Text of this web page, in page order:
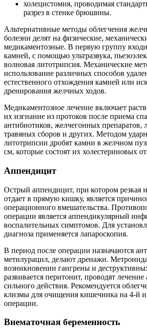
холецистомия, проводимая
разрез в стенке брюшины.
Альтернативные методы облегчения
болезни делят на физические,
медикаментозные. В первую группу
камней, с помощью ультразвука,
волновая литотрипсия. Механические
использование различных способов
естественного отхождения камней или
дренирования желчных ходов.
Медикаментозное лечение включает
их изгнание из протоков после приема
антибиотиков, желчегонных препаратов,
травяных сборов и других. Методом
литотрипсии дробят камни в желчном
см, которые состоят их холестериновых
Аппендицит
Острый аппендицит, при котором резкая
отдает в прямую кишку, является
операционного вмешательства.
операции является аппендикулярный
воспалительных симптомов. Для
диагноза применяется лапароскопия.
В период после операции назначаются
метилурацил, делают дренажи.
возникновении гангрены и
развивается перитонит, проводят
сильного действия. Рекомендуется
клизмы для очищения кишечника на 4-й
операции.
Внематочная беременность